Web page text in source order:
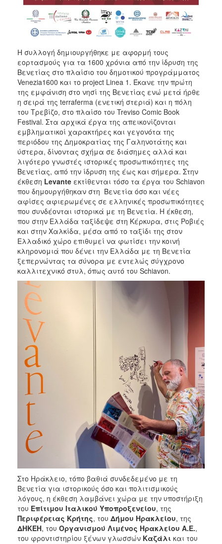
Η συλλογή δημιουργήθηκε με αφορμή τους
εορτασμούς για τα 1600 χρόνια από την ίδρυση της
Βενετίας στο πλαίσιο του δημοτικού προγράμματος
Venezia1600 και το project Linea 1. Έκανε την πρώτη
της εμφάνιση στο νησί της Βενετίας ενώ μετά ήρθε
η σειρά της terraferma (ενετική στεριά) και η πόλη
του Τρεβίζο, στο πλαίσο του Treviso Comic Book
Festival. Στα αρχικά έργα της απεικονίζονται
εμβληματικοί χαρακτήρες και γεγονότα της
περιόδου της Δημοκρατίας της Γαληνοτάτης και
ύστερα, δίνοντας σχήμα σε διάσημες αλλά και
λιγότερο γνωστές ιστορικές προσωπικότητες της
Βενετίας, από την ίδρυση της έως και σήμερα. Στην
έκθεση Levante εκτίθενται τόσο τα έργα του Schiavon
που δημουργήθηκαν στη Βενετία όσο και νέες
αφίσες αφιερωμένες σε ελληνικές προσωπικότητες
που συνδέονται ιστορικά με τη Βενετία. Η έκθεση,
που στην Ελλάδα ταξίδεψε στη Κέρκυρα, στις Ροβιές
και στην Χαλκίδα, μέσα από το ταξίδι της στον
Ελλαδικό χώρο επιθυμεί να φωτίσει την κοινή
κληρονομιά που δένει την Ελλάδα με τη Βενετία
ξεπερνώντας τα σύνορα με εντελώς σύγχρονο
καλλιτεχνικό στυλ, όπως αυτό του Schiavon.
Στο Ηράκλειο, τόπο βαθιά συνδεδεμένο με τη
Βενετία για ιστορικούς όσο και πολιτισμικούς
λόγους, η έκθεση λαμβάνει χώρα με την υποστήριξη
του Επίτιμου Ιταλικού Υποπροξενείου, της
Περιφέρειας Κρήτης, του Δήμου Ηρακλείου, της
ΔΗΚΕΗ, του Οργανισμού Λιμένος Ηρακλείου Α.Ε.,
του φροντιστηρίου ξένων γλωσσών Καζάλι και του